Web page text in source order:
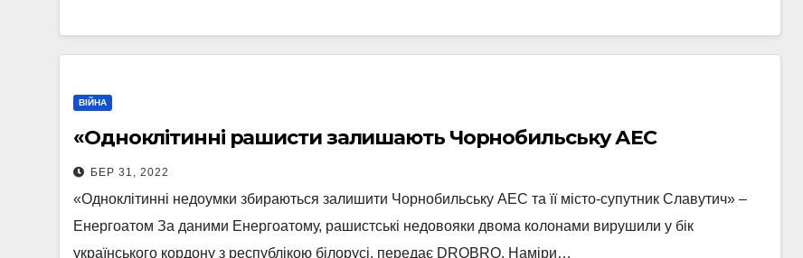
ВІЙНА
«Одноклітинні рашисти залишають Чорнобильську АЕС
БЕР 31, 2022
«Одноклітинні недоумки збираються залишити Чорнобильську АЕС та її місто-супутник Славутич» –
Енергоатом За даними Енергоатому, рашистські недовояки двома колонами вирушили у бік
українського кордону з республікою білорусі, передає DROBRO. Наміри…